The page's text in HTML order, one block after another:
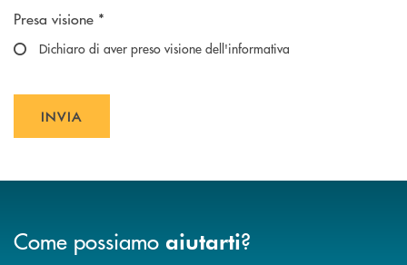
Il Titolare La invita, inoltre, prima di conferire i Suoi dati personali, a
visionare l’informativa completa sul trattamento dei Suoi dati
Scegliere un'opzione
Presa visione *
Dichiaro di aver preso visione dell'informativa
INVIA
Come possiamo aiutarti?